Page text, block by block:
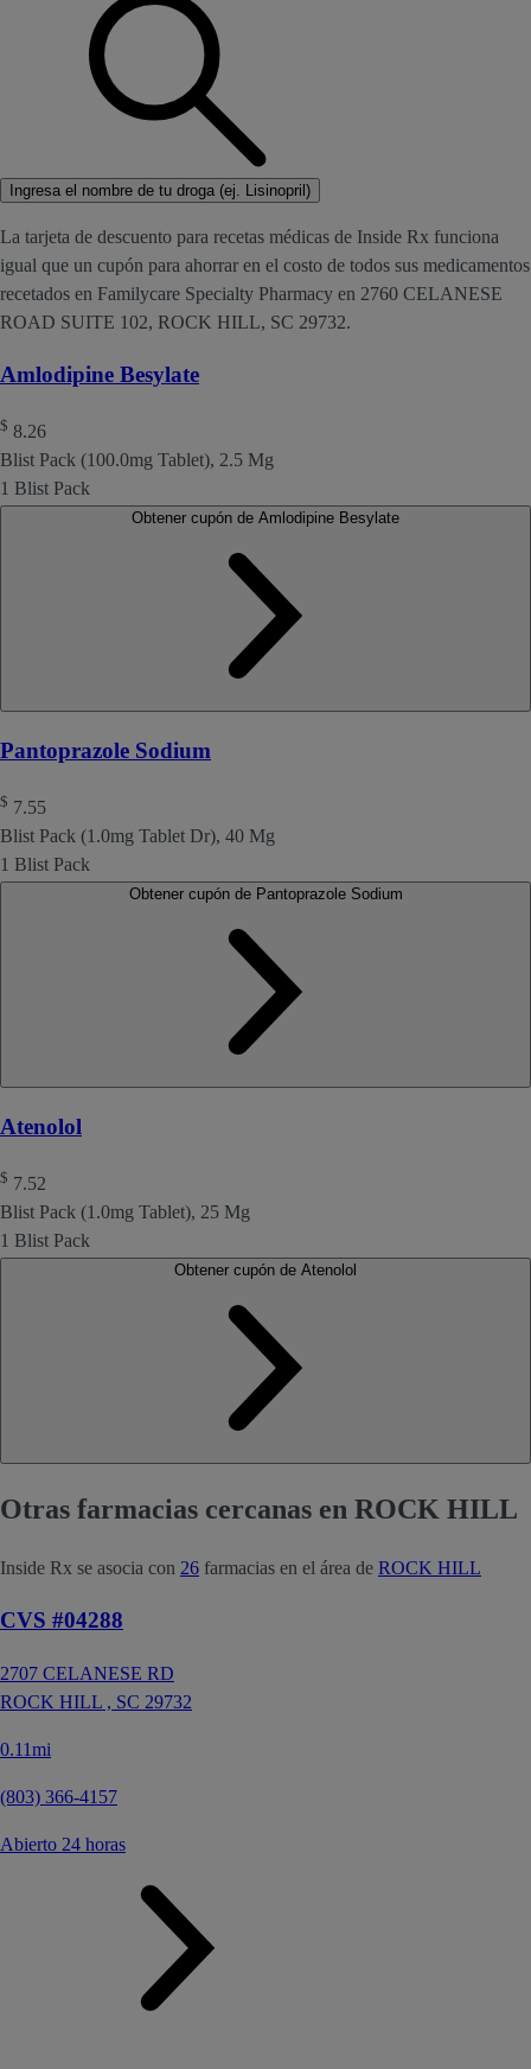
Ingresa el nombre de tu droga (ej. Lisinopril)
La tarjeta de descuento para recetas médicas de Inside Rx funciona
igual que un cupón para ahorrar en el costo de todos sus medicamentos
recetados en Familycare Specialty Pharmacy en 2760 CELANESE
ROAD SUITE 102, ROCK HILL, SC 29732.
Amlodipine Besylate
$ 8.26
Blist Pack (100.0mg Tablet), 2.5 Mg
1 Blist Pack
Pantoprazole Sodium
$ 7.55
Blist Pack (1.0mg Tablet Dr), 40 Mg
1 Blist Pack
Atenolol
$ 7.52
Blist Pack (1.0mg Tablet), 25 Mg
1 Blist Pack
Otras farmacias cercanas en ROCK HILL
Inside Rx se asocia con 26 farmacias en el área de ROCK HILL
CVS #04288
2707 CELANESE RD
ROCK HILL , SC 29732
0.11mi
(803) 366-4157
Abierto 24 horas